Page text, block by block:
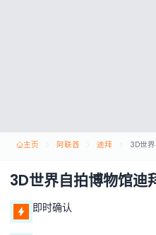
主页 阿联酋 迪拜
3D世界自拍博物馆迪
即时确认